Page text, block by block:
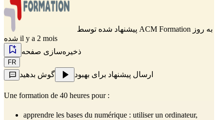
پیشنهاد شده توسط ACM Formation به روز
شده il y a 2 mois
ذخیره‌سازی صفحه
FR
ارسال پیشنهاد برای بهبود گوش بدهید
Une formation de 40 heures pour :
apprendre les bases du numérique : utiliser un ordinateur,